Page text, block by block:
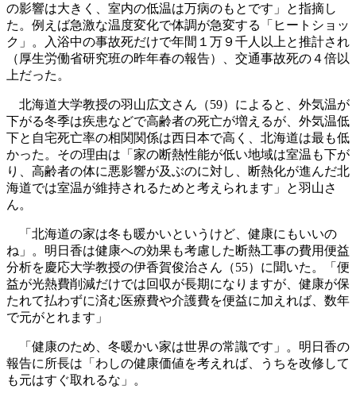
の影響は大きく、室内の低温は万病のもとです」と指摘し
た。例えば急激な温度変化で体調が急変する「ヒートショッ
ク」。入浴中の事故死だけで年間１万９千人以上と推計され
（厚生労働省研究班の昨年春の報告）、交通事故死の４倍以
上だった。
北海道大学教授の羽山広文さん（59）によると、外気温が
下がる冬季は疾患などで高齢者の死亡が増えるが、外気温低
下と自宅死亡率の相関関係は西日本で高く、北海道は最も低
かった。その理由は「家の断熱性能が低い地域は室温も下が
り、高齢者の体に悪影響が及ぶのに対し、断熱化が進んだ北
海道では室温が維持されるためと考えられます」と羽山さ
ん。
「北海道の家は冬も暖かいというけど、健康にもいいの
ね」。明日香は健康への効果も考慮した断熱工事の費用便益
分析を慶応大学教授の伊香賀俊治さん（55）に聞いた。「便
益が光熱費削減だけでは回収が長期になりますが、健康が保
たれて払わずに済む医療費や介護費を便益に加えれば、数年
で元がとれます」
「健康のため、冬暖かい家は世界の常識です」。明日香の
報告に所長は「わしの健康価値を考えれば、うちを改修して
も元はすぐ取れるな」。